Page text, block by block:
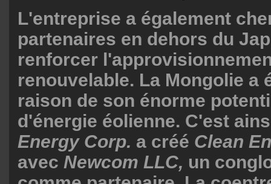
L'entreprise a également
partenaires en dehors du
renforcer
renouvelable. La Mongolie a
raison de son énorme
d'énergie éolienne. C'est
Energy Corp. a créé Clean
avec Newcom LLC, un